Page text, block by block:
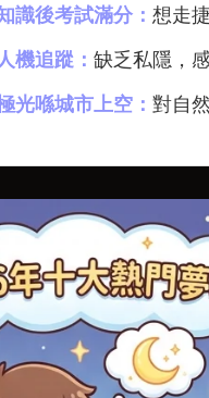
識後考試滿分： 想走
機追蹤： 缺乏私隱，
光喺城市上空： 對自